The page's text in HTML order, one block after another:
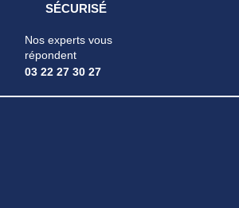
SÉCURISÉ
Nos experts vous
répondent
03 22 27 30 27